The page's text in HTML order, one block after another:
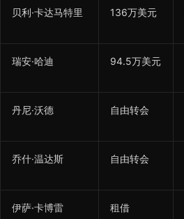
贝利·卡达马特里 136万美元
瑞安·哈迪 94.5万美元
丹尼·沃德 自由转会
乔什·温达斯 自由转会
伊萨·卡博雷 租借